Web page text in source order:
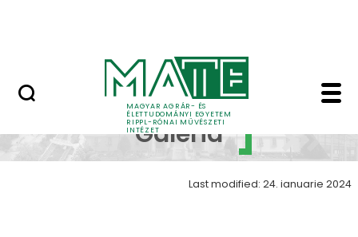
MAGYAR AGRÁR- ÉS
ÉLETTUDOMÁNYI EGYETEM
RIPPL-RÓNAI MŰVÉSZETI
INTÉZET
RIPPL galéria -
RIPPL
Galéria
Last modified: 24. ianuarie 2024